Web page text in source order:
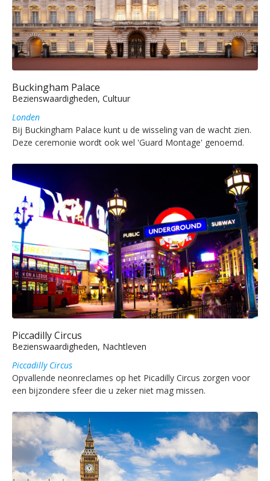
Buckingham Palace
Bezienswaardigheden, Cultuur
Londen
Bij Buckingham Palace kunt u de wisseling van de wacht zien.
Deze ceremonie wordt ook wel 'Guard Montage' genoemd.
Piccadilly Circus
Bezienswaardigheden, Nachtleven
Piccadilly Circus
Opvallende neonreclames op het Picadilly Circus zorgen voor
een bijzondere sfeer die u zeker niet mag missen.